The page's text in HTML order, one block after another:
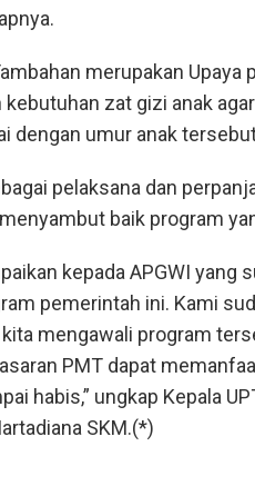
merupakan Upaya
zat gizi anak
dengan umur anak
pelaksana dan
baik program
kepada APGWI yang
pemerintah ini. Kami
mengawali program
PMT dapat
habis,” ungkap Kepala
SKM.(*)